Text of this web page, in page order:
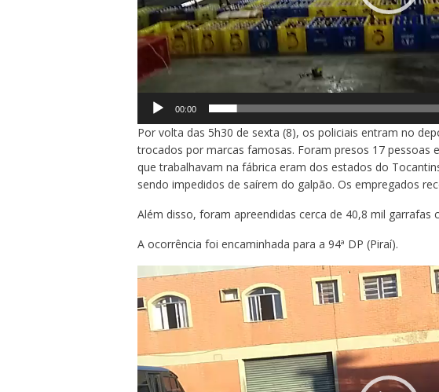
00:00
Por volta das 5h30 de sexta (8), os policiais entram no
trocados por marcas famosas. Foram presos 17 pessoas
que trabalhavam na fábrica eram dos estados do
sendo impedidos de saírem do galpão. Os empregados
Além disso, foram apreendidas cerca de 40,8 mil garrafas
A ocorrência foi encaminhada para a 94ª DP (Piraí).
Tocador
vídeo